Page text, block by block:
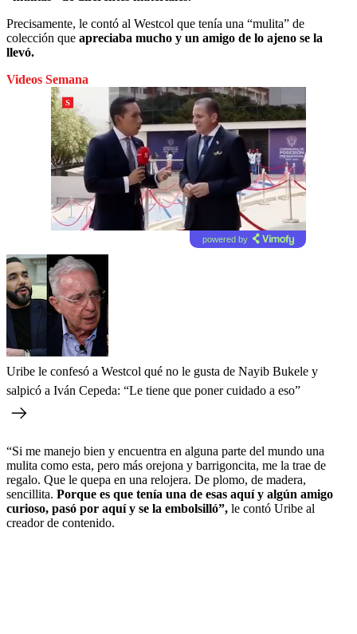
Precisamente, le contó al Westcol que tenía una “mulita” de
colección que apreciaba mucho y un amigo de lo ajeno se la
llevó.
Videos Semana
powered by
Uribe le confesó a Westcol qué no le gusta de Nayib Bukele y
salpicó a Iván Cepeda: “Le tiene que poner cuidado a eso”
“Si me manejo bien y encuentra en alguna parte del mundo una
mulita como esta, pero más orejona y barrigoncita, me la trae de
regalo. Que le quepa en una relojera. De plomo, de madera,
sencillita. Porque es que tenía una de esas aquí y algún amigo
curioso, pasó por aquí y se la embolsilló”, le contó Uribe al
creador de contenido.